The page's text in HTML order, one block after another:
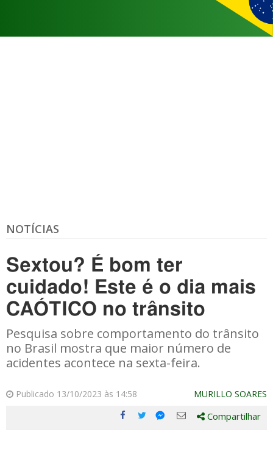
NOTÍCIAS
Sextou? É bom ter
cuidado! Este é o dia mais
CAÓTICO no trânsito
Pesquisa sobre comportamento do trânsito
no Brasil mostra que maior número de
acidentes acontece na sexta-feira.
Publicado 13/10/2023 às 14:58 MURILLO SOARES
Compartilhe
Compartilhe
Compartilhe
Compartilhe
Compartilhar